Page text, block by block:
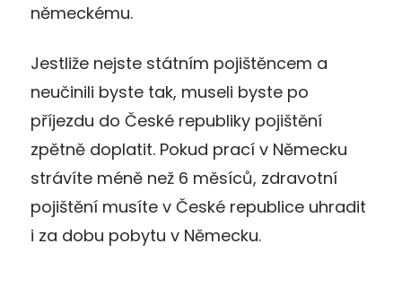
německému.
Jestliže nejste státním pojištěncem a
neučinili byste tak, museli byste po
příjezdu do České republiky pojištění
zpětně doplatit. Pokud prací v Německu
strávíte méně než 6 měsíců, zdravotní
pojištění musíte v České republice uhradit
i za dobu pobytu v Německu.